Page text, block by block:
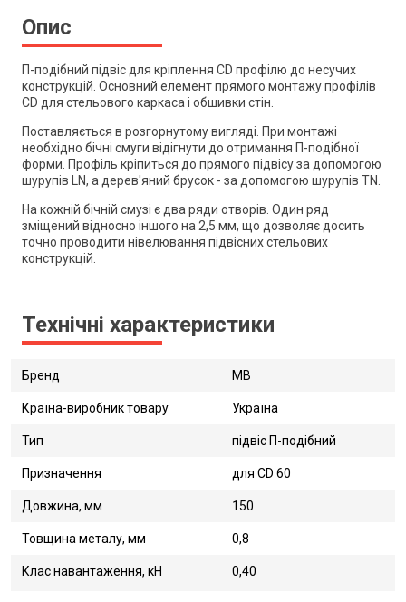
Опис
П-подібний підвіс для кріплення CD профілю до несучих
конструкцій. Основний елемент прямого монтажу профілів
CD для стельового каркаса і обшивки стін.
Поставляється в розгорнутому вигляді. При монтажі
необхідно бічні смуги відігнути до отримання П-подібної
форми. Профіль кріпиться до прямого підвісу за допомогою
шурупів LN, а дерев'яний брусок - за допомогою шурупів TN.
На кожній бічній смузі є два ряди отворів. Один ряд
зміщений відносно іншого на 2,5 мм, що дозволяє досить
точно проводити нівелювання підвісних стельових
конструкцій.
Технічні характеристики
Бренд MB
Країна-виробник товару Україна
Тип підвіс П-подібний
Призначення для CD 60
Довжина, мм 150
Товщина металу, мм 0,8
Клас навантаження, кН 0,40